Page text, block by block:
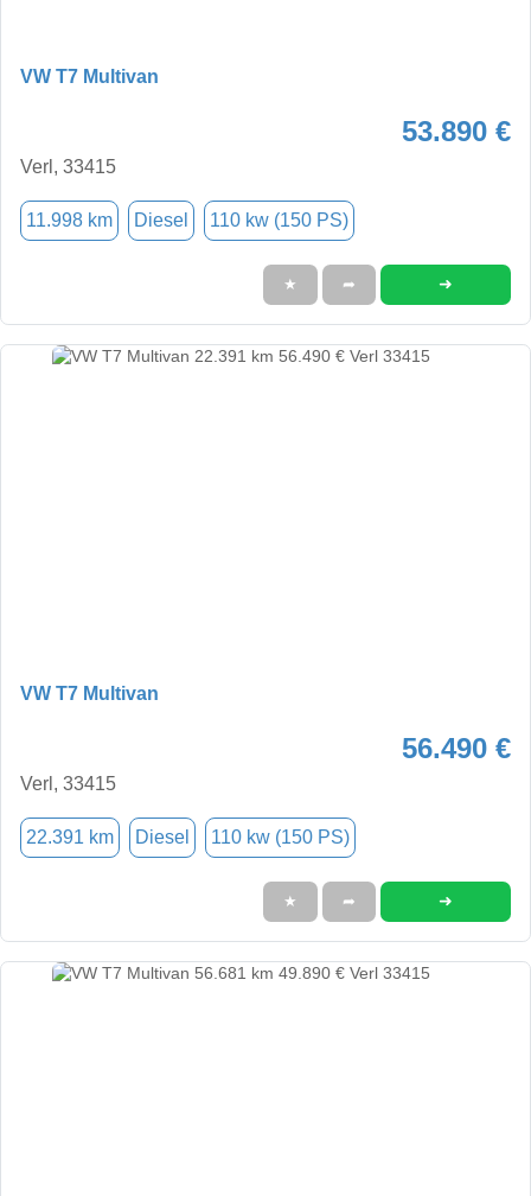
VW T7 Multivan
53.890 €
Verl, 33415
11.998 km Diesel 110 kw (150 PS)
★ ➦ ➜
VW T7 Multivan
56.490 €
Verl, 33415
22.391 km Diesel 110 kw (150 PS)
★ ➦ ➜